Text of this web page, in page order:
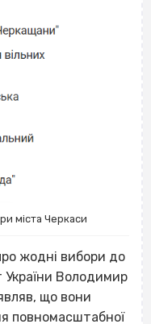
міста Черкаси
жодні вибори до
Володимир
що вони
повномасштабної